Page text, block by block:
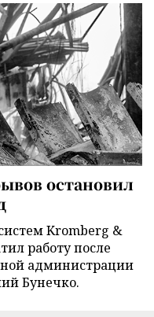
остановил
Kromberg &
работу после
администрации
Бунечко.